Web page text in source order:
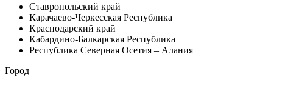
Ставропольский край
Карачаево-Черкесская Республика
Краснодарский край
Кабардино-Балкарская Республика
Республика Северная Осетия – Алания
Город